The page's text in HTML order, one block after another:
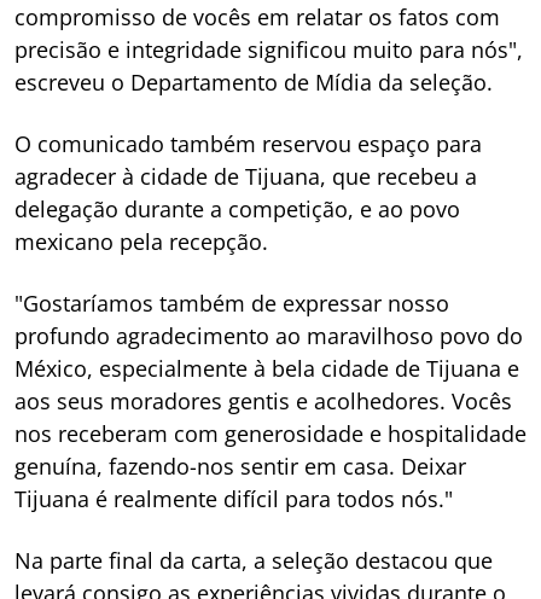
compromisso de vocês em relatar os fatos com
precisão e integridade significou muito para nós",
escreveu o Departamento de Mídia da seleção.
O comunicado também reservou espaço para
agradecer à cidade de Tijuana, que recebeu a
delegação durante a competição, e ao povo
mexicano pela recepção.
"Gostaríamos também de expressar nosso
profundo agradecimento ao maravilhoso povo do
México, especialmente à bela cidade de Tijuana e
aos seus moradores gentis e acolhedores. Vocês
nos receberam com generosidade e hospitalidade
genuína, fazendo-nos sentir em casa. Deixar
Tijuana é realmente difícil para todos nós."
Na parte final da carta, a seleção destacou que
levará consigo as experiências vividas durante o